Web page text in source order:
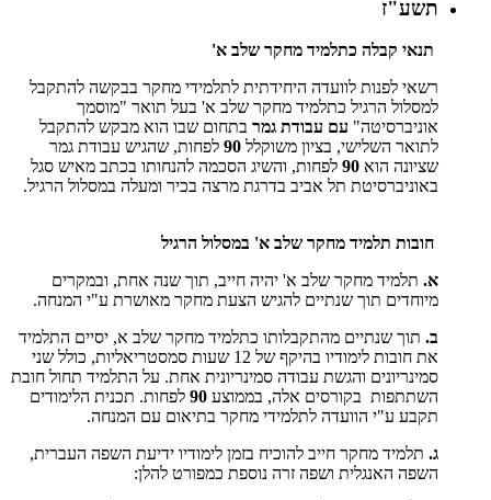
תשע"ז
תנאי קבלה כתלמיד מחקר שלב א'
רשאי לפנות לוועדה היחידתית לתלמידי מחקר בבקשה להתקבל
למסלול הרגיל כתלמיד מחקר שלב א' בעל תואר "מוסמך
אוניברסיטה" עם עבודת גמר בתחום שבו הוא מבקש להתקבל
לתואר השלישי, בציון משוקלל 90 לפחות, שהגיש עבודת גמר
שציונה הוא 90 לפחות, והשיג הסכמה להנחותו בכתב מאיש סגל
באוניברסיטת תל אביב בדרגת מרצה בכיר ומעלה במסלול הרגיל.
חובות תלמיד מחקר שלב א' במסלול הרגיל
א. תלמיד מחקר שלב א' יהיה חייב, תוך שנה אחת, ובמקרים
מיוחדים תוך שנתיים להגיש הצעת מחקר מאושרת ע"י המנחה.
ב. תוך שנתיים מהתקבלותו כתלמיד מחקר שלב א, יסיים התלמיד
את חובות לימודיו בהיקף של 12 שעות סמסטריאליות, כולל שני
סמינריונים והגשת עבודה סמינריונית אחת. על התלמיד תחול חובת
השתתפות בקורסים אלה, בממוצע 90 לפחות. תכנית הלימודים
תקבע ע"י הוועדה לתלמידי מחקר בתיאום עם המנחה.
ג. תלמיד מחקר חייב להוכיח בזמן לימודיו ידיעת השפה העברית,
השפה האנגלית ושפה זרה נוספת כמפורט להלן: